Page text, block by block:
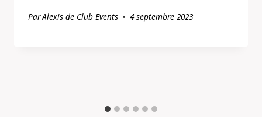
ParAlexis de Club Events 4 septembre 2023